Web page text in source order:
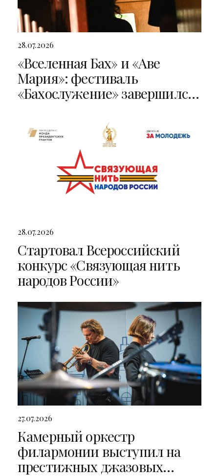
28.07.2026
«Вселенная Бах» и «Аве
Мария»: фестиваль
«Бахослужение» завершился
28.07.2026
Стартовал Всероссийский
конкурс «Связующая нить
народов России»
27.07.2026
Камерный оркестр
филармонии выступил на
престижных джазовых